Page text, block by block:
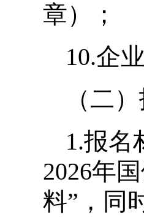
章）；
10.企
（二
1.报名
2026年
料”，同